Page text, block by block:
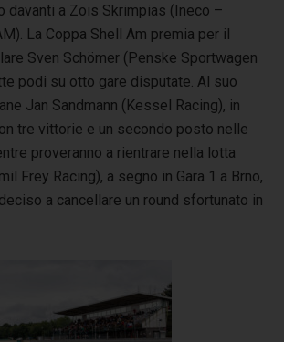
davanti a Zois Skrimpias (Ineco –
La Coppa Shell Am premia per il
Sven Schömer (Penske Sportwagen
podi su otto gare disputate. Al suo
Jan Sandmann (Kessel Racing), in
tre vittorie e un secondo posto nelle
proveranno a rientrare nella lotta
Frey Racing), a segno in Gara 1 a Brno,
a cancellare un round sfortunato in